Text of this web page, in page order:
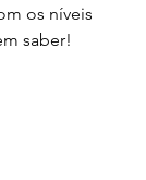
os níveis
saber!